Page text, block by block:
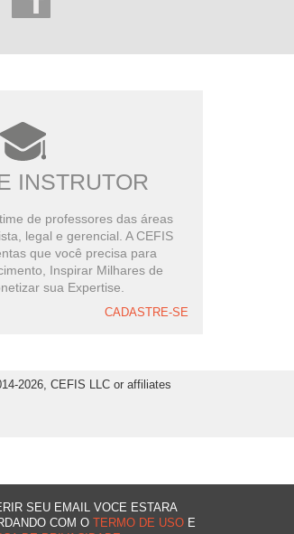
INSTRUTOR
de professores das áreas
legal e gerencial. A CEFIS
que você precisa para
Inspirar Milhares de
sua Expertise.
CADASTRE-SE
2026, CEFIS LLC or affiliates
SEU EMAIL VOCE ESTARA
COM O
TERMO DE USO E